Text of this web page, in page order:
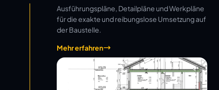
Ausführungspläne, Detailpläne und Werkpläne
für die exakte und reibungslose Umsetzung auf
der Baustelle.
Mehr erfahren